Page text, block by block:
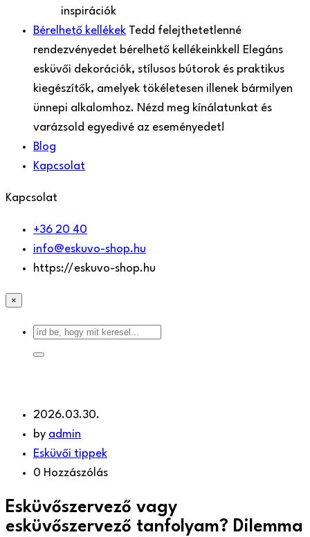
inspirációk
Bérelhető kellékek Tedd felejthetetlenné
rendezvényedet bérelhető kellékeinkkel! Elegáns
esküvői dekorációk, stílusos bútorok és praktikus
kiegészítők, amelyek tökéletesen illenek bármilyen
ünnepi alkalomhoz. Nézd meg kínálatunkat és
varázsold egyedivé az eseményedet!
Blog
Kapcsolat
Kapcsolat
+36 20 40
info@eskuvo-shop.hu
https://eskuvo-shop.hu
×
2026.03.30.
by admin
Esküvői tippek
0 Hozzászólás
Esküvőszervező vagy
esküvőszervező tanfolyam? Dilemma